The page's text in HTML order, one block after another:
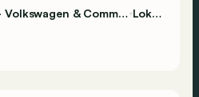
Van Mossel Lokeren - Volkswagen & Commercial Vehicles Lokeren